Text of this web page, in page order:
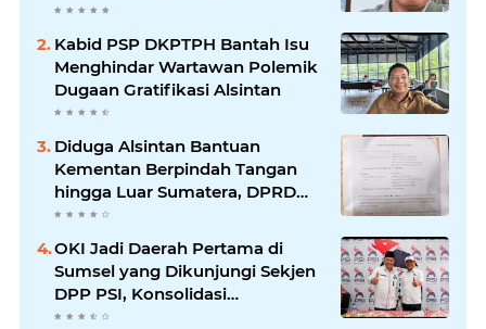
Kabid PSP DKPTPH Bantah Isu
Menghindar Wartawan Polemik
Dugaan Gratifikasi Alsintan
Diduga Alsintan Bantuan
Kementan Berpindah Tangan
hingga Luar Sumatera, DPRD
Sumsel Minta Aparat Usut
OKI Jadi Daerah Pertama di
Sumsel yang Dikunjungi Sekjen
DPP PSI, Konsolidasi
Pembentukan DPRT Dimulai